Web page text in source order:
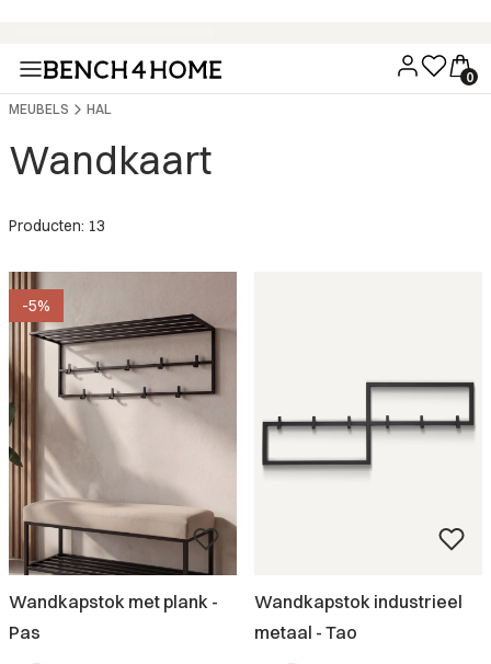
MEUBELS HAL
Wandkaart
Producten: 13
-5%
Wandkapstok met plank -
Pas
Wandkapstok industrieel
metaal - Tao